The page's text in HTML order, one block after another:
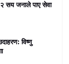
सय जनाले पाए सेवा
विष्णु